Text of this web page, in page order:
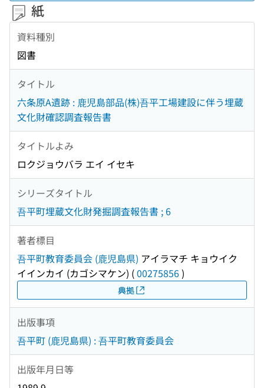
紙
資料種別
図書
タイトル
六条原A遺跡 : 鹿児島部品(株)吾平工場建設に伴う埋蔵
文化財確認調査報告書
タイトルよみ
ロクジョウバラ エイ イセキ
シリーズタイトル
吾平町埋蔵文化財発掘調査報告書 ; 6
著者標目
吾平町教育委員会 (鹿児島県) アイラマチ キョウイク
イインカイ (カゴシマケン) (00275856)
典拠
出版事項
吾平町 (鹿児島県) : 吾平町教育委員会
出版年月日等